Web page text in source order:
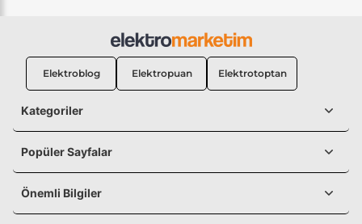
Elektroblog Elektropuan Elektrotoptan
Kategoriler
Popüler Sayfalar
Önemli Bilgiler